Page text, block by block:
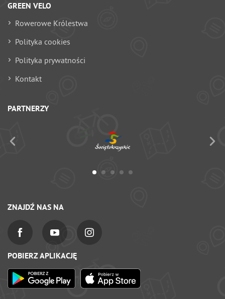
GREEN VELO
Rowerowe Królestwa
Polityka cookies
Polityka prywatności
Kontakt
PARTNERZY
ZNAJDŹ NAS NA
POBIERZ APLIKACJĘ